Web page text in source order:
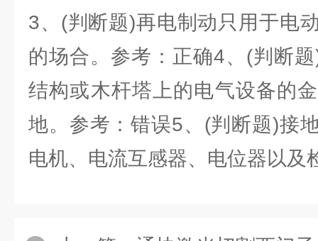
3、(判断题)再电制动只用于电
的场合。参考：正确4、(判断
结构或木杆塔上的电气设备的
地。参考：错误5、(判断题)接
电机、电流互感器、电位器以及